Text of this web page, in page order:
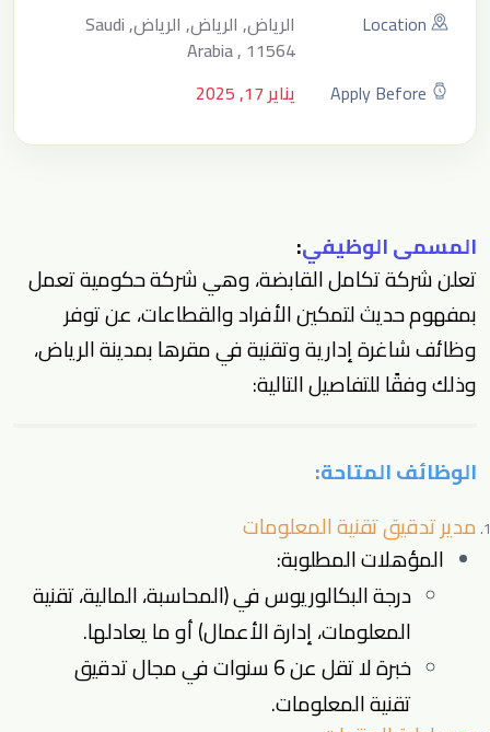
Location
الرياض, الرياض, الرياض, Saudi
Arabia , 11564
Apply Before
يناير 17, 2025
المسمى الوظيفي:
تعلن شركة تكامل القابضة، وهي شركة حكومية تعمل
بمفهوم حديث لتمكين الأفراد والقطاعات، عن توفر
وظائف شاغرة إدارية وتقنية في مقرها بمدينة الرياض،
وذلك وفقًا للتفاصيل التالية:
الوظائف المتاحة:
مدير تدقيق تقنية المعلومات
المؤهلات المطلوبة:
درجة البكالوريوس في (المحاسبة، المالية، تقنية
المعلومات، إدارة الأعمال) أو ما يعادلها.
خبرة لا تقل عن 6 سنوات في مجال تدقيق
تقنية المعلومات.